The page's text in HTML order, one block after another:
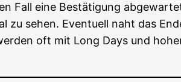
Fall eine Bestä­ti­gung
zu sehen. Even­tu­ell naht das
oft mit Long Days und